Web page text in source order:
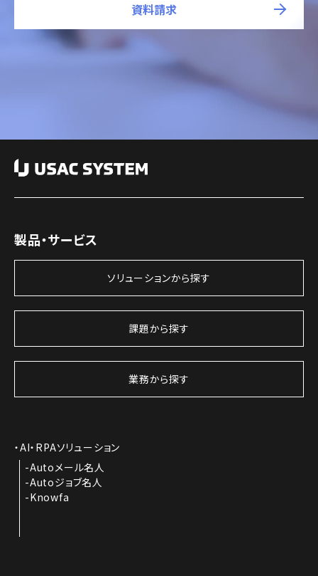
資料請求
製品・サービス
ソリューションから探す
課題から探す
業務から探す
AI・RPAソリューション
Autoメール名人
Autoジョブ名人
Knowfa